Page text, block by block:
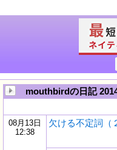
mouthbirdの日記
08月13日
12:38
欠ける不定詞（